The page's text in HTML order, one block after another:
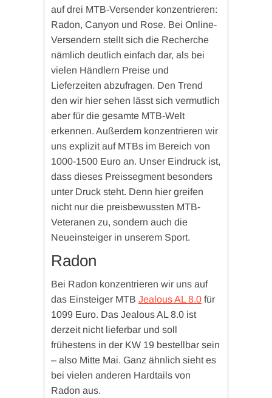
auf drei MTB-Versender konzentrieren:
Radon, Canyon und Rose. Bei Online-
Versendern stellt sich die Recherche
nämlich deutlich einfach dar, als bei
vielen Händlern Preise und
Lieferzeiten abzufragen. Den Trend
den wir hier sehen lässt sich vermutlich
aber für die gesamte MTB-Welt
erkennen. Außerdem konzentrieren wir
uns explizit auf MTBs im Bereich von
1000-1500 Euro an. Unser Eindruck ist,
dass dieses Preissegment besonders
unter Druck steht. Denn hier greifen
nicht nur die preisbewussten MTB-
Veteranen zu, sondern auch die
Neueinsteiger in unserem Sport.
Radon
Bei Radon konzentrieren wir uns auf
das Einsteiger MTB Jealous AL 8.0 für
1099 Euro. Das Jealous AL 8.0 ist
derzeit nicht lieferbar und soll
frühestens in der KW 19 bestellbar sein
– also Mitte Mai. Ganz ähnlich sieht es
bei vielen anderen Hardtails von
Radon aus.